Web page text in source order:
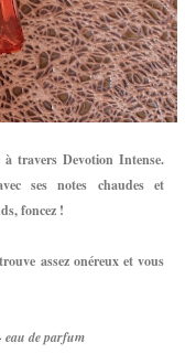
travers Devotion Intense.
ses notes chaudes et
foncez !
assez onéreux et vous
de parfum